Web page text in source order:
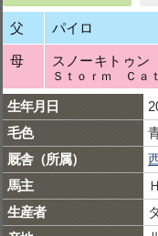
父 パイロ
母 スノーキトゥン
Ｓｔｏｒｍ Ｃａｔ
生年月日
毛色
厩舎（所属）
馬主
生産者